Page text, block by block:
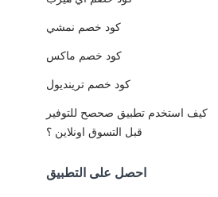
كود خصم نمشي
كود خصم ماكس
كود خصم ترينديول
كيف استخدم تطبيق صحصح للتوفير
قبل التسوق اونلاين ؟
احصل على التطبيق